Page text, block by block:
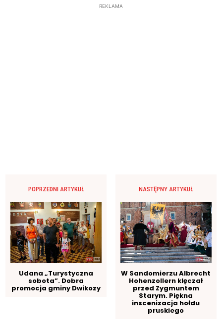
REKLAMA
POPRZEDNI ARTYKUŁ
Udana „Turystyczna
sobota”. Dobra
promocja gminy Dwikozy
NASTĘPNY ARTYKUŁ
W Sandomierzu Albrecht
Hohenzollern klęczał
przed Zygmuntem
Starym. Piękna
inscenizacja hołdu
pruskiego